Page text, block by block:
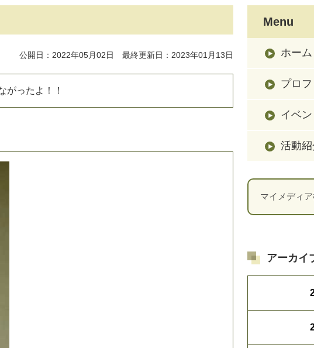
公開日：2022年05月02日 最終更新日：2023年01月13日
がった よ ！ ！
Menu
ホーム
プロ
イベ
活動
アーカイ